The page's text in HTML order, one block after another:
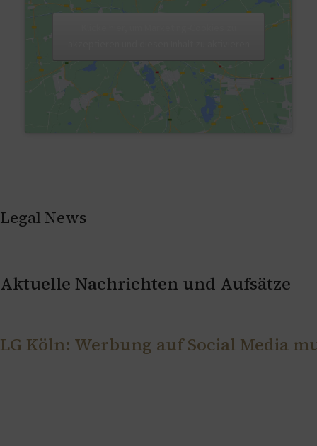
Legal News
Aktuelle Nachrichten und Aufsätze
LG Köln: Werbung auf Social Media